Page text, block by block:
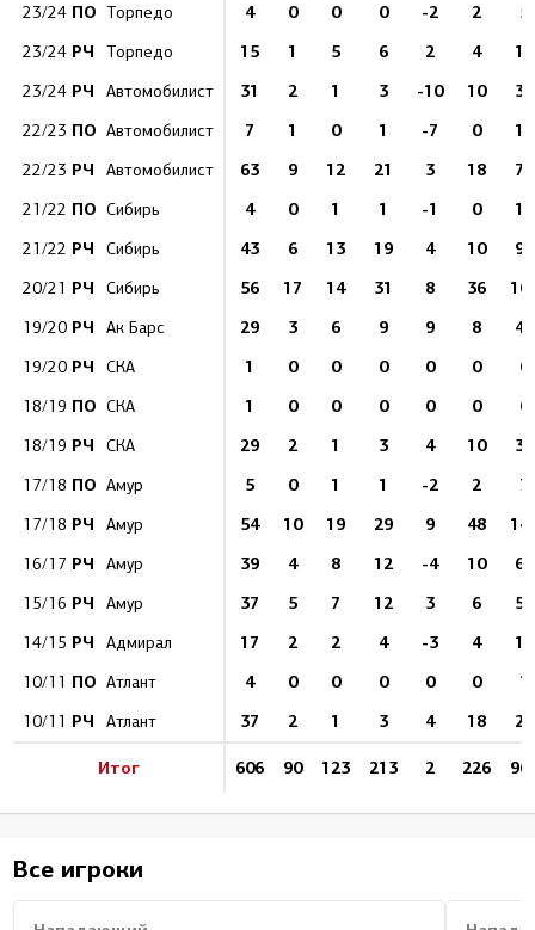
23/24 ПО Торпедо 4 0 0 0 -2 2 5
23/24 РЧ Торпедо 15 1 5 6 2 4 15
23/24 РЧ Автомобилист 31 2 1 3 -10 10 33
22/23 ПО Автомобилист 7 1 0 1 -7 0 11
22/23 РЧ Автомобилист 63 9 12 21 3 18 75
21/22 ПО Сибирь 4 0 1 1 -1 0 10
21/22 РЧ Сибирь 43 6 13 19 4 10 96
20/21 РЧ Сибирь 56 17 14 31 8 36
19/20 РЧ Ак Барс 29 3 6 9 9 8 42
19/20 РЧ СКА 1 0 0 0 0 0 0
18/19 ПО СКА 1 0 0 0 0 0 0
18/19 РЧ СКА 29 2 1 3 4 10 32
17/18 ПО Амур 5 0 1 1 -2 2 7
17/18 РЧ Амур 54 10 19 29 9 48
16/17 РЧ Амур 39 4 8 12 -4 10 61
15/16 РЧ Амур 37 5 7 12 3 6 50
14/15 РЧ Адмирал 17 2 2 4 -3 4 13
10/11 ПО Атлант 4 0 0 0 0 0 1
10/11 РЧ Атлант 37 2 1 3 4 18 22
Итог 606 90 123 213 2 226
Все игроки